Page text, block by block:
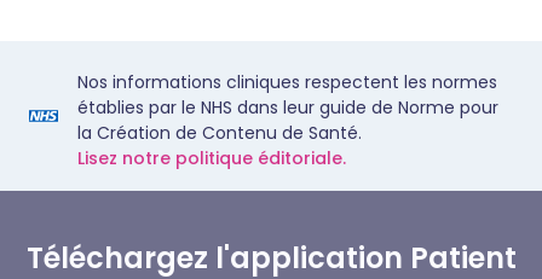
Nos informations cliniques respectent les normes
établies par le NHS dans leur guide de Norme pour
la Création de Contenu de Santé.
Lisez notre politique éditoriale.
Téléchargez l'application Patient